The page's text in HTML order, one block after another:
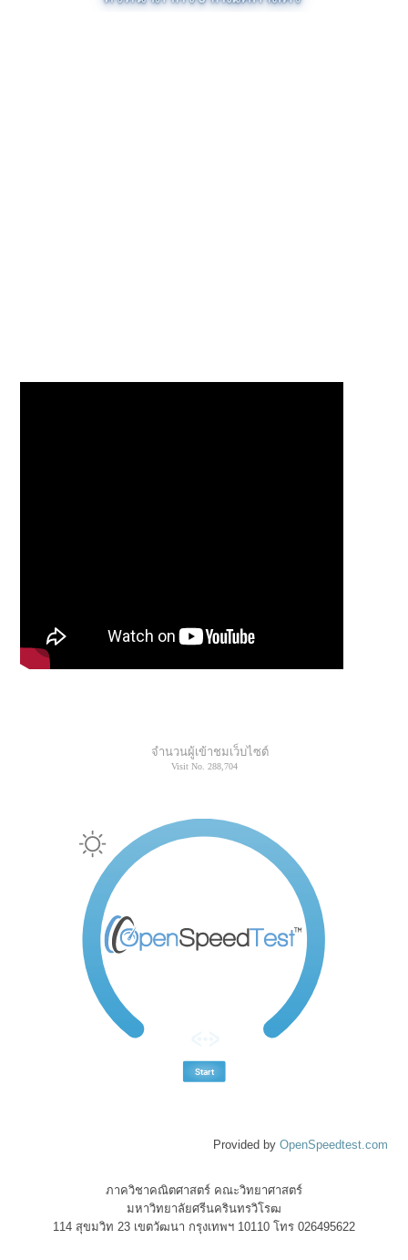
จำนวนผู้เข้าชมเว็บไซต์
Provided by OpenSpeedtest.com
ภาควิชาคณิตศาสตร์ คณะวิทยาศาสตร์
มหาวิทยาลัยศรีนครินทรวิโรฒ
114 สุขมวิท 23 เขตวัฒนา กรุงเทพฯ 10110 โทร 026495622